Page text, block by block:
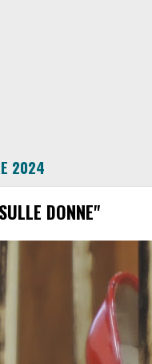
2024
DONNE"